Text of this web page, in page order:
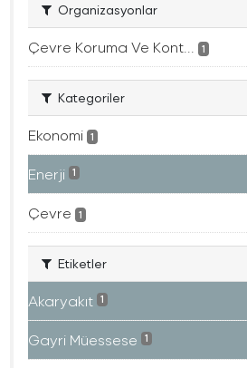
Organizasyonlar
Çevre Koruma Ve Kont... 1
Kategoriler
Ekonomi 1
Enerji 1
Çevre 1
Etiketler
Akaryakıt 1
Gayri Müessese 1